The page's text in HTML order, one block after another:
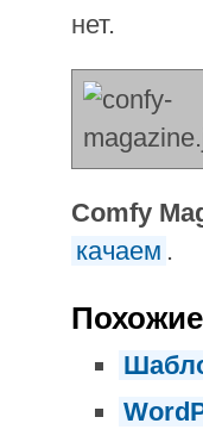
нет.
Comfy
качаем .